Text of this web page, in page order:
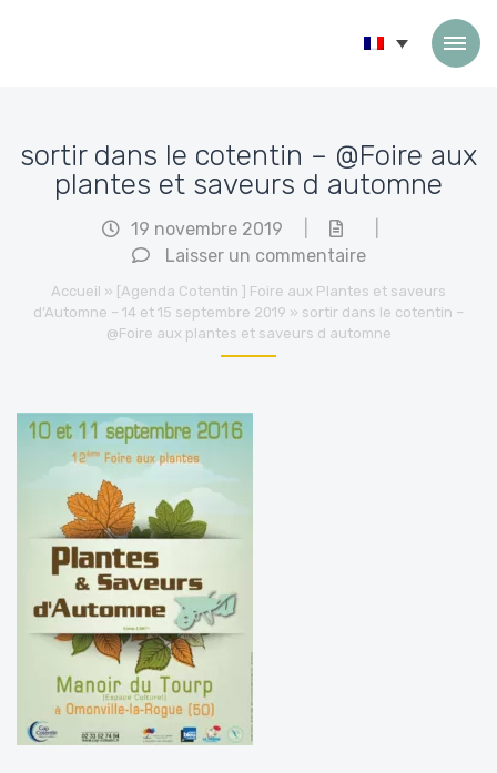
sortir dans le cotentin – @Foire aux
plantes et saveurs d automne
19 novembre 2019
Laisser un commentaire
Accueil » [Agenda Cotentin ] Foire aux Plantes et saveurs
d’Automne – 14 et 15 septembre 2019 » sortir dans le cotentin –
@Foire aux plantes et saveurs d automne